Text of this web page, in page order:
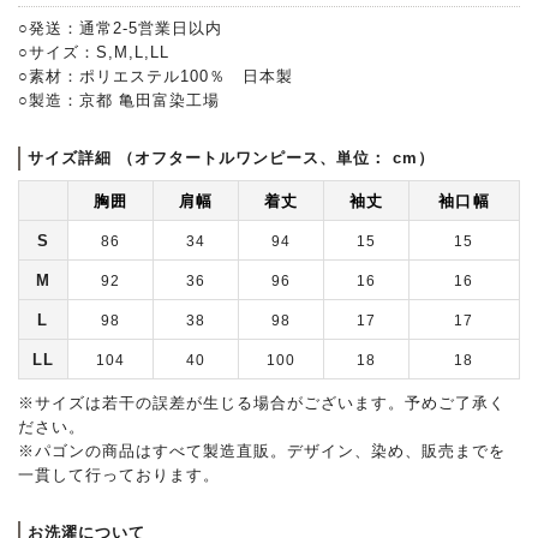
○発送：通常2-5営業日以内
○サイズ：S,M,L,LL
○素材：ポリエステル100％ 日本製
○製造：京都 亀田富染工場
サイズ詳細 （オフタートルワンピース、単位： cm）
胸囲 肩幅 着丈 袖丈 袖口幅
S 86 34 94 15 15
M 92 36 96 16 16
L 98 38 98 17 17
LL 104 40 100 18 18
※サイズは若干の誤差が生じる場合がございます。予めご了承く
ださい。
※パゴンの商品はすべて製造直販。デザイン、染め、販売までを
一貫して行っております。
お洗濯について